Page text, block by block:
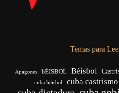
Temas para
Apagones bÉISBOL Béisbol
cuba béisbol cuba castrismo